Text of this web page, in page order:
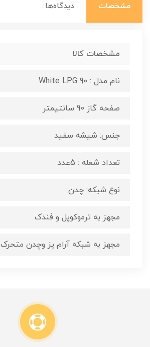
مشخصات دیدگاه‌ها
مشخصات کالا
نام مدل : White LPG 90
صفحه گاز 90 سانتیمتر
جنس: شیشه سفید
تعداد شعله : 5عدد
نوع شبکه: چدن
مجهز به ترموکوپل و فندک
مجهز به شبکه آرام پز وچدن متحرک